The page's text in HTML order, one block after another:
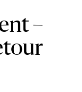
–